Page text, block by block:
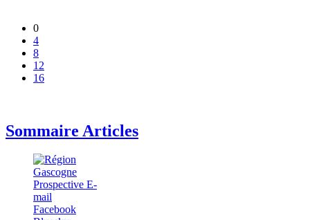
0
4
8
12
16
Sommaire Articles